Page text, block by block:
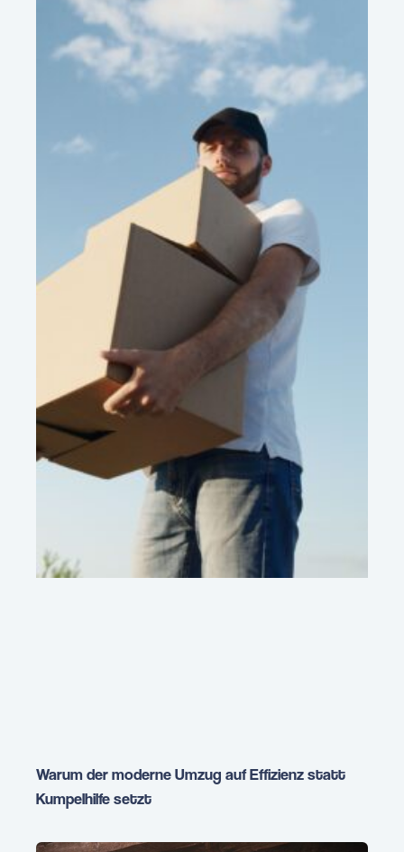
Warum der moderne Umzug auf Effizienz statt
Kumpelhilfe setzt